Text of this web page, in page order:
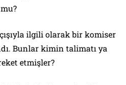
ilgili olarak bir komiser
Bunlar kimin talimatı ya
etmişler?